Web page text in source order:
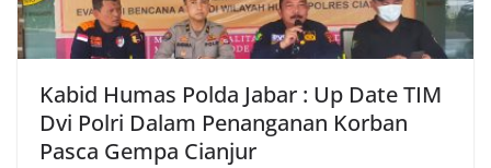
Kabid Humas Polda Jabar : Up Date TIM
Dvi Polri Dalam Penanganan Korban
Pasca Gempa Cianjur